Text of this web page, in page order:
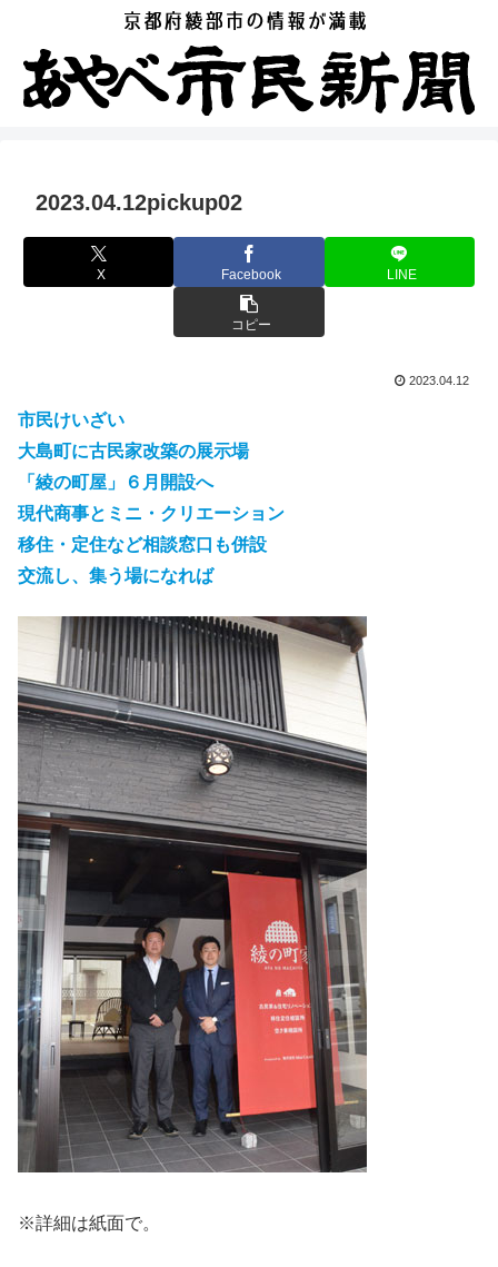
2023.04.12pickup02
X Facebook LINE
コピー
2023.04.12
市民けいざい
大島町に古民家改築の展示場
「綾の町屋」６月開設へ
現代商事とミニ・クリエーション
移住・定住など相談窓口も併設
交流し、集う場になれば
※詳細は紙面で。